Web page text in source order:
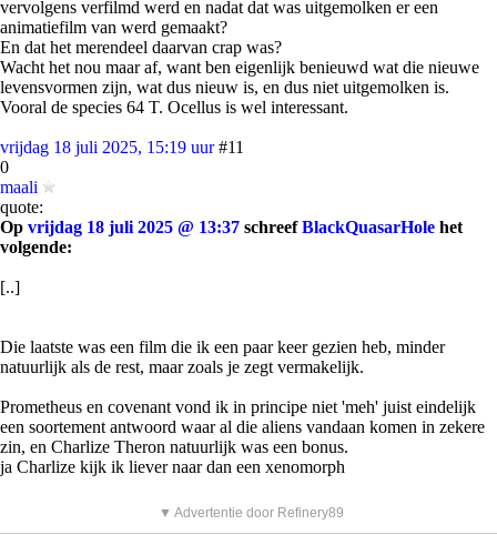
vervolgens verfilmd werd en nadat dat was uitgemolken er een
animatiefilm van werd gemaakt?
En dat het merendeel daarvan crap was?
Wacht het nou maar af, want ben eigenlijk benieuwd wat die nieuwe
levensvormen zijn, wat dus nieuw is, en dus niet uitgemolken is.
Vooral de species 64 T. Ocellus is wel interessant.
vrijdag 18 juli 2025, 15:19 uur #11
0
maali
quote:
Op vrijdag 18 juli 2025 @ 13:37 schreefBlackQuasarHole het
volgende:
[..]
Die laatste was een film die ik een paar keer gezien heb, minder
natuurlijk als de rest, maar zoals je zegt vermakelijk.
Prometheus en covenant vond ik in principe niet 'meh' juist eindelijk
een soortement antwoord waar al die aliens vandaan komen in zekere
zin, en Charlize Theron natuurlijk was een bonus.
ja Charlize kijk ik liever naar dan een xenomorph
▼ Advertentie door Refinery89